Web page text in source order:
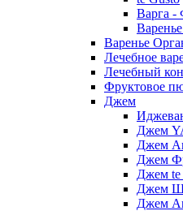
Варга -
Варенье
Лечебное
Лечебный
Фруктовое
Джем
Джем
Джем
Джем
Джем te
Джем
Джем